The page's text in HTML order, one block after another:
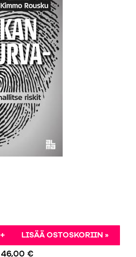
+ LISÄÄ OSTOSKORIIN »
46,00 €